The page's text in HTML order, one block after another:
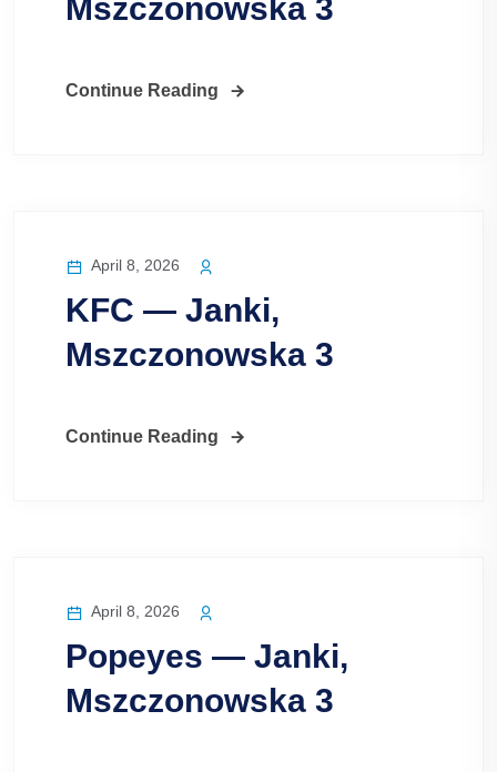
Mszczonowska 3
Continue Reading
April 8, 2026
KFC — Janki,
Mszczonowska 3
Continue Reading
April 8, 2026
Popeyes — Janki,
Mszczonowska 3